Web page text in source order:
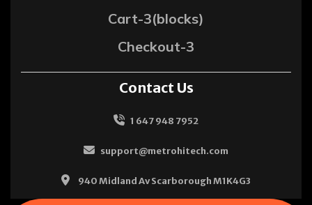
Cart-3(blocks)
Checkout-3
Contact Us
1 647 948 7952
support@metrohitech.com
940 Midland Av Scarborough M1K4G3